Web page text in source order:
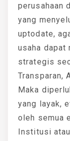
perusahaan
yang
uptodate,
usaha dapat
strategis
Transparan,
Maka
yang layak,
oleh semua
Institusi